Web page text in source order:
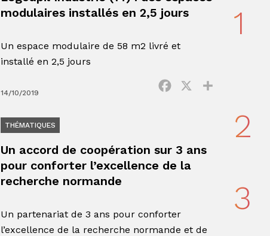
modulaires installés en 2,5 jours
Un espace modulaire de 58 m2 livré et
installé en 2,5 jours
14/10/2019
Facebook
THÉMATIQUES
Un accord de coopération sur 3 ans
pour conforter l’excellence de la
recherche normande
Un partenariat de 3 ans pour conforter
l’excellence de la recherche normande et de
1
2
3